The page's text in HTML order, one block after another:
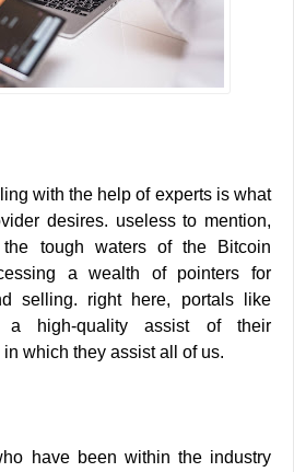
with the help of experts is what
desires. useless to mention,
the tough waters of the Bitcoin
a wealth of pointers for
selling. right here, portals like
a high-quality assist of their
which they assist all of us.
have been within the industry